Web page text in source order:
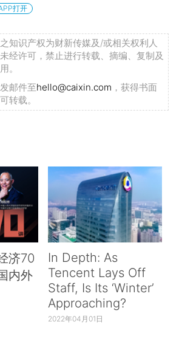
打开
知识产权为财新传媒及/或相关权利人
经许可，禁止进行转载、摘编、复制及
。
邮件至hello@caixin.com ，获得书面
转载。
济70
内外
In Depth: As
Tencent Lays Off
Staff, Is Its ‘Winter’
Approaching?
2022年04月01日